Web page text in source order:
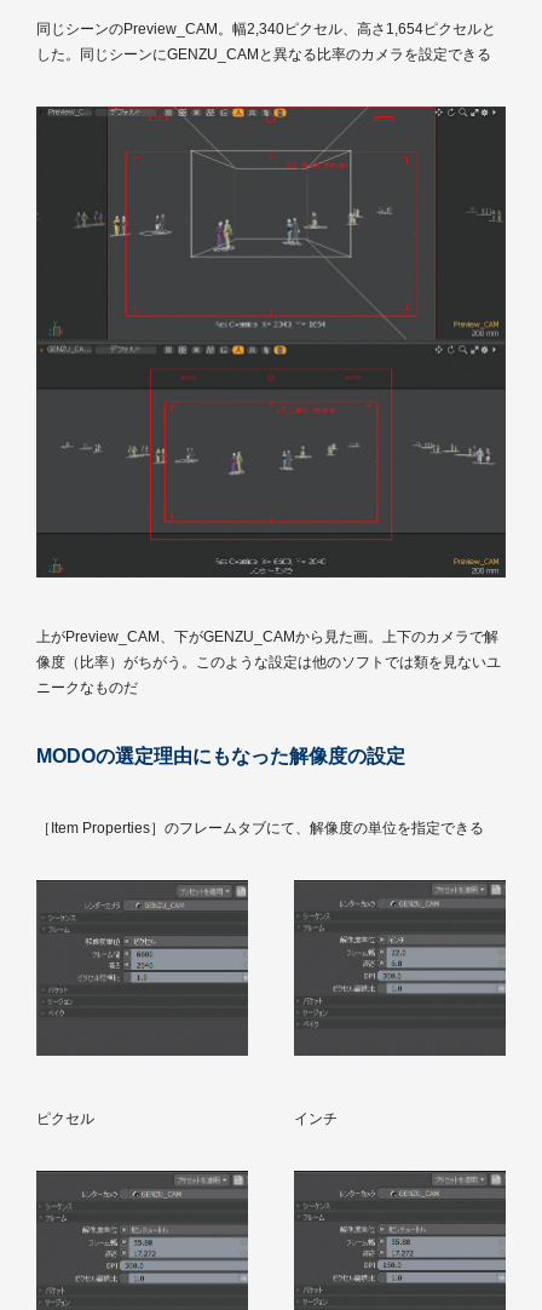
同じシーンのPreview_CAM。幅2,340ピクセル、高さ1,654ピクセルと
した。同じシーンにGENZU_CAMと異なる比率のカメラを設定できる
上がPreview_CAM、下がGENZU_CAMから見た画。上下のカメラで解
像度（比率）がちがう。このような設定は他のソフトでは類を見ないユ
ニークなものだ
MODOの選定理由にもなった解像度の設定
［Item Properties］のフレームタブにて、解像度の単位を指定できる
ピクセル インチ